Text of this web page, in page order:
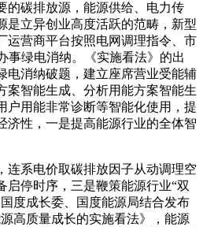
的碳排放源，能源供给、电力传
是立异创业高度活跃的范畴，新型
运营商平台按照电网调理指令、市
事绿电消纳。《实施看法》的出
电消纳破题，建立座席营业受能辅
案智能生成、分析用能方案智能生
户用能非常诊断等智能化使用，提
济性，一是提高能源行业的全体智
系电价取碳排放因子从动调理空
启停时序，三是鞭策能源行业“双
度成长委、国度能源局结合发布
源高质量成长的实施看法》，能源